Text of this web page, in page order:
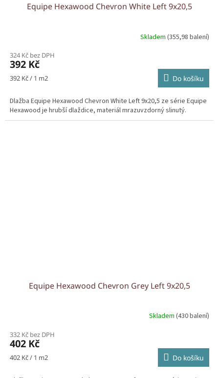
Equipe Hexawood Chevron White Left 9x20,5
Skladem (355,98 balení)
324 Kč bez DPH
392 Kč
Měrná
392 Kč / 1 m2 Do košíku
Dlažba Equipe Hexawood Chevron White Left 9x20,5 ze série Equipe
Hexawood je hrubší dlaždice, materiál mrazuvzdorný slinutý.
Equipe Hexawood Chevron Grey Left 9x20,5
Skladem (430 balení)
332 Kč bez DPH
402 Kč
Měrná
402 Kč / 1 m2 Do košíku